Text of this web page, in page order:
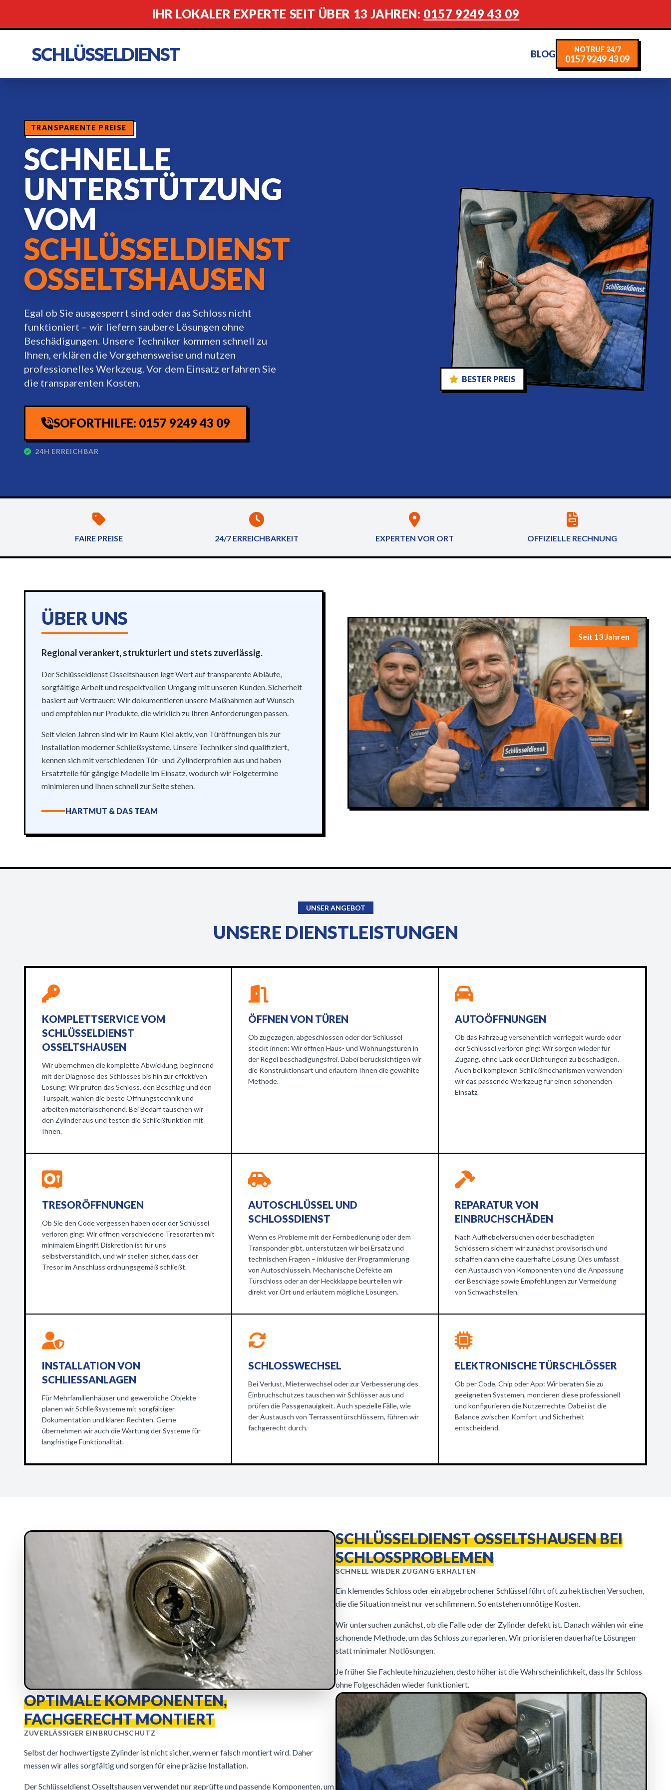
IHR LOKALER EXPERTE SEIT ÜBER 13 JAHREN: 0157 9249 43 09
SCHLÜSSELDIENST BLOG NOTRUF 24/7
0157 9249 43 09
TRANSPARENTE PREISE
SCHNELLE
UNTERSTÜTZUNG
VOM
SCHLÜSSELDIENST
OSSELTSHAUSEN
Egal ob Sie ausgesperrt sind oder das Schloss nicht
funktioniert – wir liefern saubere Lösungen ohne
Beschädigungen. Unsere Techniker kommen schnell zu
Ihnen, erklären die Vorgehensweise und nutzen
professionelles Werkzeug. Vor dem Einsatz erfahren Sie
die transparenten Kosten.
SOFORTHILFE: 0157 9249 43 09
24H ERREICHBAR
BESTER PREIS
FAIRE PREISE 24/7 ERREICHBARKEIT EXPERTEN VOR ORT OFFIZIELLE RECHNUNG
ÜBER UNS
Regional verankert, strukturiert und stets zuverlässig.
Der Schlüsseldienst Osseltshausen legt Wert auf transparente Abläufe,
sorgfältige Arbeit und respektvollen Umgang mit unseren Kunden. Sicherheit
basiert auf Vertrauen: Wir dokumentieren unsere Maßnahmen auf Wunsch
und empfehlen nur Produkte, die wirklich zu Ihren Anforderungen passen.
Seit vielen Jahren sind wir im Raum Kiel aktiv, von Türöffnungen bis zur
Installation moderner Schließsysteme. Unsere Techniker sind qualifiziert,
kennen sich mit verschiedenen Tür- und Zylinderprofilen aus und haben
Ersatzteile für gängige Modelle im Einsatz, wodurch wir Folgetermine
minimieren und Ihnen schnell zur Seite stehen.
HARTMUT & DAS TEAM
Seit 13 Jahren
UNSER ANGEBOT
UNSERE DIENSTLEISTUNGEN
KOMPLETTSERVICE VOM
SCHLÜSSELDIENST
OSSELTSHAUSEN
Wir übernehmen die komplette Abwicklung, beginnend
mit der Diagnose des Schlosses bis hin zur effektiven
Lösung: Wir prüfen das Schloss, den Beschlag und den
Türspalt, wählen die beste Öffnungstechnik und
arbeiten materialschonend. Bei Bedarf tauschen wir
den Zylinder aus und testen die Schließfunktion mit
Ihnen.
ÖFFNEN VON TÜREN
Ob zugezogen, abgeschlossen oder der Schlüssel
steckt innen: Wir öffnen Haus- und Wohnungstüren in
der Regel beschädigungsfrei. Dabei berücksichtigen wir
die Konstruktionsart und erläutern Ihnen die gewählte
Methode.
AUTOÖFFNUNGEN
Ob das Fahrzeug versehentlich verriegelt wurde oder
der Schlüssel verloren ging: Wir sorgen wieder für
Zugang, ohne Lack oder Dichtungen zu beschädigen.
Auch bei komplexen Schließmechanismen verwenden
wir das passende Werkzeug für einen schonenden
Einsatz.
TRESORÖFFNUNGEN
Ob Sie den Code vergessen haben oder der Schlüssel
verloren ging: Wir öffnen verschiedene Tresorarten mit
minimalem Eingriff. Diskretion ist für uns
selbstverständlich, und wir stellen sicher, dass der
Tresor im Anschluss ordnungsgemäß schließt.
AUTOSCHLÜSSEL UND
SCHLOSSDIENST
Wenn es Probleme mit der Fernbedienung oder dem
Transponder gibt, unterstützen wir bei Ersatz und
technischen Fragen – inklusive der Programmierung
von Autoschlüsseln. Mechanische Defekte am
Türschloss oder an der Heckklappe beurteilen wir
direkt vor Ort und erläutern mögliche Lösungen.
REPARATUR VON
EINBRUCHSCHÄDEN
Nach Aufhebelversuchen oder beschädigten
Schlössern sichern wir zunächst provisorisch und
schaffen dann eine dauerhafte Lösung. Dies umfasst
den Austausch von Komponenten und die Anpassung
der Beschläge sowie Empfehlungen zur Vermeidung
von Schwachstellen.
INSTALLATION VON
SCHLIESSANLAGEN
Für Mehrfamilienhäuser und gewerbliche Objekte
planen wir Schließsysteme mit sorgfältiger
Dokumentation und klaren Rechten. Gerne
übernehmen wir auch die Wartung der Systeme für
langfristige Funktionalität.
SCHLOSSWECHSEL
Bei Verlust, Mieterwechsel oder zur Verbesserung des
Einbruchschutzes tauschen wir Schlösser aus und
prüfen die Passgenauigkeit. Auch spezielle Fälle, wie
der Austausch von Terrassentürschlössern, führen wir
fachgerecht durch.
ELEKTRONISCHE TÜRSCHLÖSSER
Ob per Code, Chip oder App: Wir beraten Sie zu
geeigneten Systemen, montieren diese professionell
und konfigurieren die Nutzerrechte. Dabei ist die
Balance zwischen Komfort und Sicherheit
entscheidend.
SCHLÜSSELDIENST OSSELTSHAUSEN BEI
SCHLOSSPROBLEMEN
SCHNELL WIEDER ZUGANG ERHALTEN
Ein klemendes Schloss oder ein abgebrochener Schlüssel führt oft zu hektischen Versuchen,
die die Situation meist nur verschlimmern. So entstehen unnötige Kosten.
Wir untersuchen zunächst, ob die Falle oder der Zylinder defekt ist. Danach wählen wir eine
schonende Methode, um das Schloss zu reparieren. Wir priorisieren dauerhafte Lösungen
statt minimaler Notlösungen.
Je früher Sie Fachleute hinzuziehen, desto höher ist die Wahrscheinlichkeit, dass Ihr Schloss
ohne Folgeschäden wieder funktioniert.
OPTIMALE KOMPONENTEN,
FACHGERECHT MONTIERT
ZUVERLÄSSIGER EINBRUCHSCHUTZ
Selbst der hochwertigste Zylinder ist nicht sicher, wenn er falsch montiert wird. Daher
messen wir alles sorgfältig und sorgen für eine präzise Installation.
Der Schlüsseldienst Osseltshausen verwendet nur geprüfte und passende Komponenten, um